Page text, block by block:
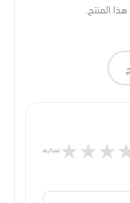
المنتج.
سيء ★★★